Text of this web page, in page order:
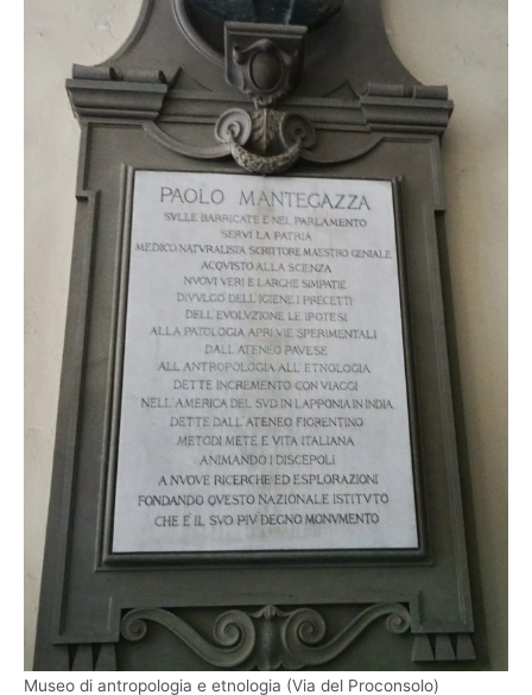
Museo di antropologia e etnologia (Via del Proconsolo)